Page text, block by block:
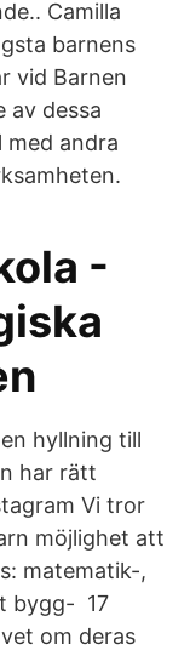
Camilla
barnens
vid Barnen
av dessa
med andra
-
hyllning till
har rätt
Vi tror
möjlighet att
matematik-,
bygg- 17
om deras